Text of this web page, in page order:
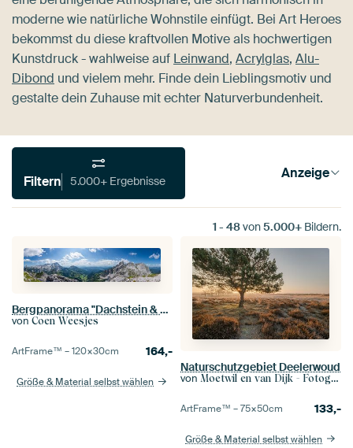
moderne wie natürliche Wohnstile einfügt. Bei Art Heroes
bekommst du diese kraftvollen Motive als hochwertigen
Kunstdruck - wahlweise auf Leinwand, Acrylglas, Alu-
Dibond und vielem mehr. Finde dein Lieblingsmotiv und
gestalte dein Zuhause mit echter Naturverbundenheit.
Filtern 5.000+ Ergebnisse Anzeige
1 - 48von5.000+ Bildern.
Bergpanorama "Dachstein & Gosaukamm"
von Coen Weesjes
ArtFrame™ –120×30cm 164,-
Größe & Material selbst wählen
Naturschutzgebiet Deelerwoud
von Moetwil en van Dijk - Fotografie
ArtFrame™ –75×50cm 133,-
Größe & Material selbst wählen